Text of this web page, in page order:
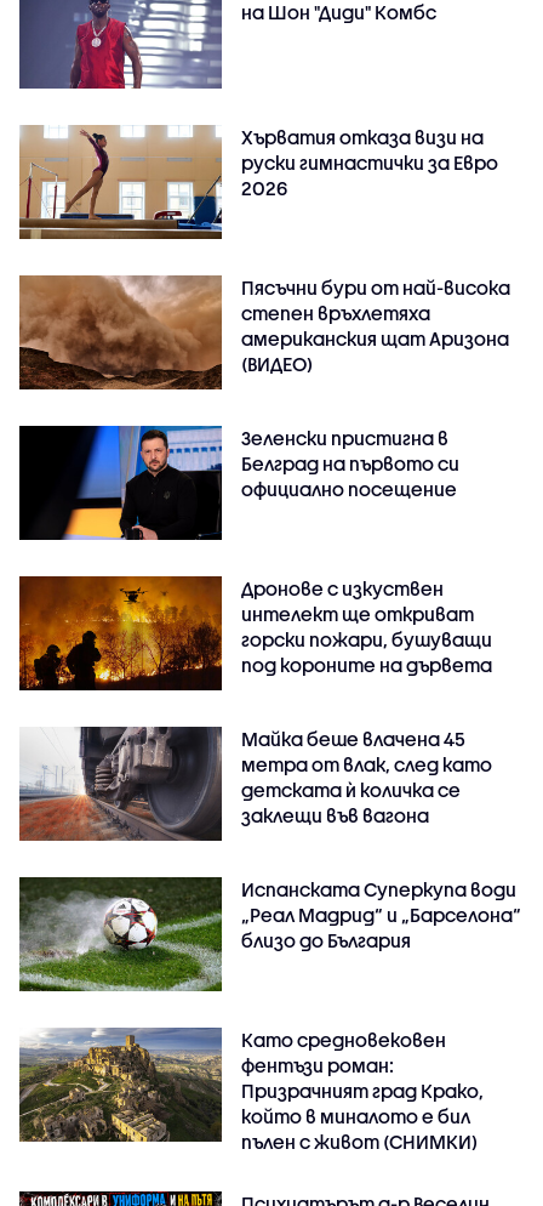
на Шон "Диди" Комбс
Хърватия отказа визи на
руски гимнастички за Евро
2026
Пясъчни бури от най-висока
степен връхлетяха
американския щат Аризона
(ВИДЕО)
Зеленски пристигна в
Белград на първото си
официално посещение
Дронове с изкуствен
интелект ще откриват
горски пожари, бушуващи
под короните на дървета
Майка беше влачена 45
метра от влак, след като
детската ѝ количка се
заклещи във вагона
Испанската Суперкупа води
„Реал Мадрид“ и „Барселона“
близо до България
Като средновековен
фентъзи роман:
Призрачният град Крако,
който в миналото е бил
пълен с живот (СНИМКИ)